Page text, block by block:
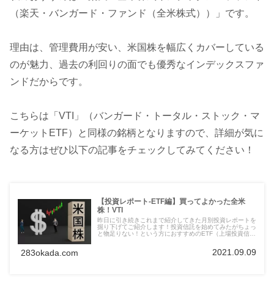
（楽天・バンガード・ファンド（全米株式））」です。
理由は、管理費用が安い、米国株を幅広くカバーしている
のが魅力、過去の利回りの面でも優秀なインデックスファ
ンドだからです。
こちらは「VTI」（バンガード・トータル・ストック・マ
ーケットETF）と同様の銘柄となりますので、詳細が気に
なる方はぜひ以下の記事をチェックしてみてください！
【投資レポート-ETF編】買ってよかった全米
株！VTI
昨日に引き続きこれまで紹介してきた月別投資レポートを
掘り下げてご紹介します！投資信託を始めてみたがちょっ
と物足りない！という方におすすめのETF（上場投資信
283okada.com 2021.09.09